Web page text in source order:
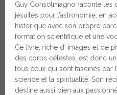
Guy Consolmagno raconte les
jésuites pour l’astronomie, en
historique avec son propre
formation scientifique et une
Ce livre, riche d’ images et de
des corps célestes, est donc
tous ceux qui sont fascinés par
science et la spiritualité. Son
destine aussi bien aux